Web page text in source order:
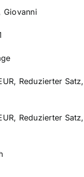
Giovanni
Reduzierter
Reduzierter